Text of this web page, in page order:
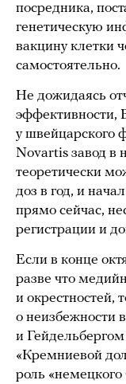
посредника,
генетическую
вакцину клетки
самостоятельно.
Не дожидаясь
эффективности,
у швейцарского
Novartis завод в
теоретически
доз в год, и
прямо сейчас,
регистрации и
Если в конце
разве что
и окрестностей,
о неизбежности
и
«Кремниевой
роль